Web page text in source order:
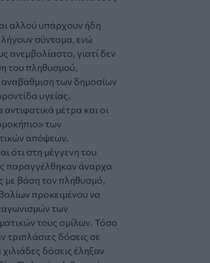
αλλού υπάρχουν ήδη
λήγουν σύντομα, ενώ
ανεμβολίαστο, γιατί δεν
του πληθυσμού,
των δημοσίων
υγείας.
μέτρα και οι
των
απόψεων.
ότι στη μέγγενη του
παραγγέλθηκαν άναρχα
με βάση τον πληθυσμό,
προκειμένου να
των
τους ομίλων. Τόσο
δόσεις σε
δόσεις έληξαν